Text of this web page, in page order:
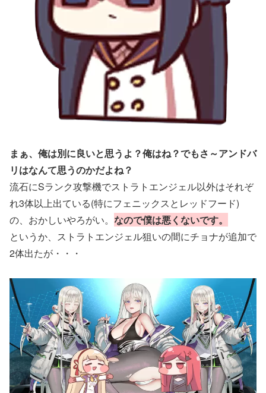
まぁ、俺は別に良いと思うよ？俺はね？でもさ～アンドバ
リはなんて思うのかだよね？
流石にSランク攻撃機でストラトエンジェル以外はそれぞ
れ3体以上出ている(特にフェニックスとレッドフード)
の、おかしいやろがい。 なので僕は悪くないです。
というか、ストラトエンジェル狙いの間にチョナが追加で
2体出たが・・・